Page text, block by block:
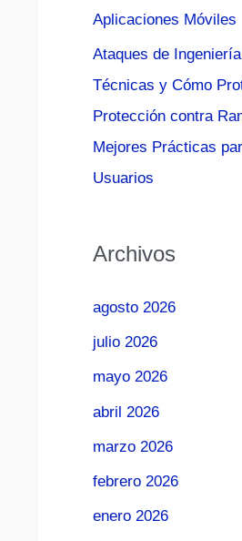
Aplicaciones Móviles
Ataques de
Técnicas y Cómo
Protección contra
Mejores Prácticas
Usuarios
Archivos
agosto 2026
julio 2026
mayo 2026
abril 2026
marzo 2026
febrero 2026
enero 2026